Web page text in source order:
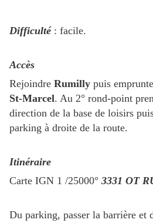
Difficulté: facile.
Accès
Rejoindre Rumilly puis
St-Marcel. Au 2° rond-point
direction de la base de loisirs
parking à droite de la route.
Itinéraire
Carte IGN 1 /25000° 3331 OT
Du parking, passer la barrière et